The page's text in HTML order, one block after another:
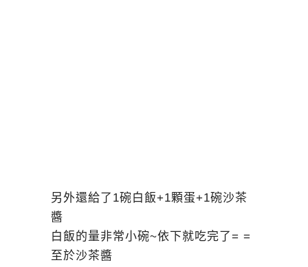
另外還給了1碗白飯+1顆蛋+1碗沙茶
醬
白飯的量非常小碗~依下就吃完了= =
至於沙茶醬